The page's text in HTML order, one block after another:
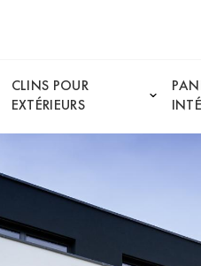
CLINS POUR
EXTÉRIEURS